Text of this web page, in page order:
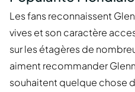
Les fans reconnaissent
vives et son caractère
sur les étagères de
aiment recommander
souhaitent quelque chose